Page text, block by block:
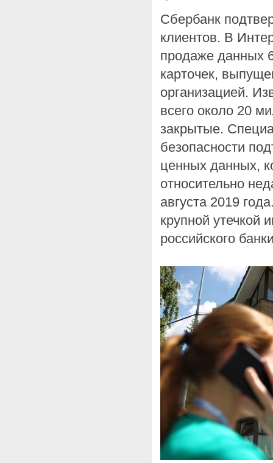
Сбербанк
клиентов. В
продаже данных
карточек,
организацией.
всего около 20
закрытые.
безопасности
ценных данных,
относительно
августа 2019
крупной утечкой
российского